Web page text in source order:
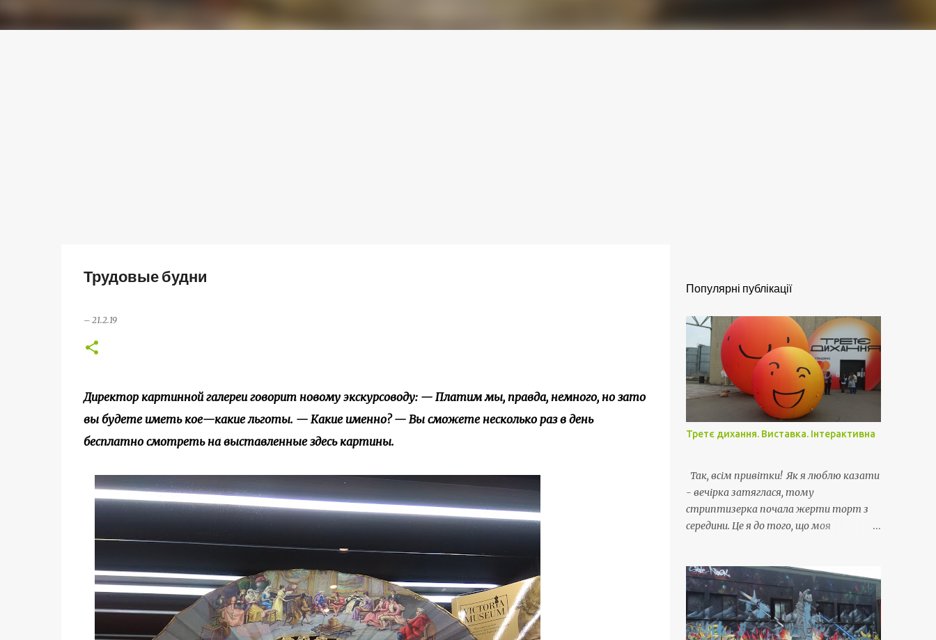
Трудовые будни
– 21.2.19
Директор картинной галереи говорит новому экскурсоводу: — Платим мы, правда, немного, но зато
вы будете иметь кое—какие льготы. — Какие именно? — Вы сможете несколько раз в день
бесплатно смотреть на выставленные здесь картины.
Популярні публікації
Третє дихання. Виставка. Інтерактивна
Так, всім привітки! Як я люблю казати
- вечірка затяглася, тому
стриптизерка почала жерти торт з
середини. Це я до того, що моя
витікаючими.